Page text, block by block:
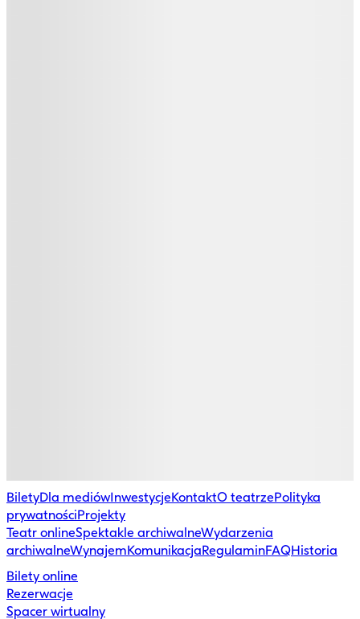
BiletyDla mediówInwestycjeKontaktO teatrzePolityka
prywatnościProjekty
Teatr onlineSpektakle archiwalneWydarzenia
archiwalneWynajemKomunikacjaRegulaminFAQHistoria
Bilety online
Rezerwacje
Spacer wirtualny